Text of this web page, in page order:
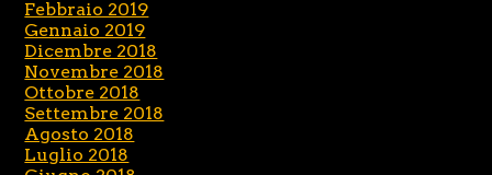
Febbraio 2019
Gennaio 2019
Dicembre 2018
Novembre 2018
Ottobre 2018
Settembre 2018
Agosto 2018
Luglio 2018